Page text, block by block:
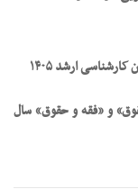
ارشد ۱۴۰۵
و «فقه و حقوق» سال